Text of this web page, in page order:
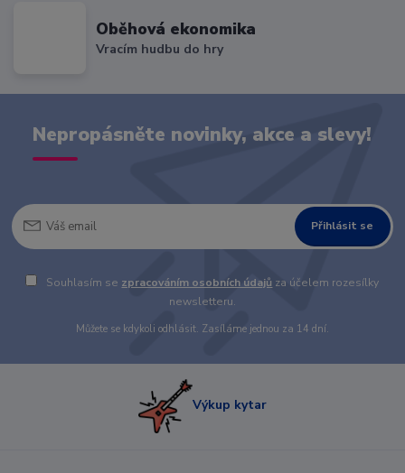
Oběhová ekonomika
Vracím hudbu do hry
Nepropásněte novinky, akce a slevy!
Přihlásit se
Souhlasím se zpracováním osobních údajů za účelem rozesílky
newsletteru.
Můžete se kdykoli odhlásit. Zasíláme jednou za 14 dní.
Výkup kytar